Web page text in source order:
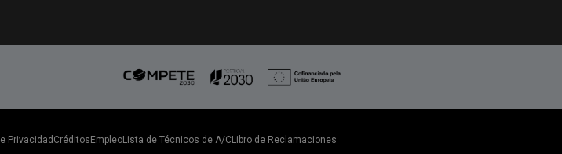
Privacidad CréditosEmpleoLista de Técnicos de A/CLibro de Reclamaciones